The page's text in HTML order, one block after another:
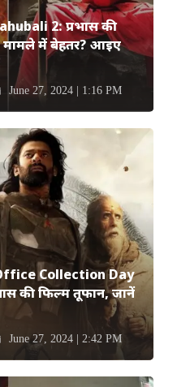
2: प्रभास की
मामले में बेहतर? आइए
June 27, 2024 | 1:16 PM
Collection Day
की फिल्म तूफान, जानें
June 27, 2024 | 2:42 PM